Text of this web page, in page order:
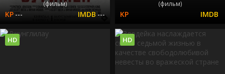
(фильм)
--- ---
(фильм)
HD HD